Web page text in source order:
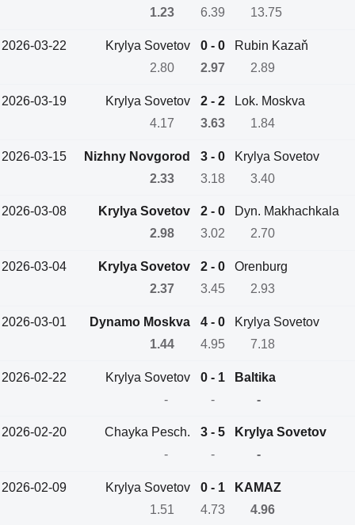
1.23
6.39 13.75
2026-03-22 Krylya Sovetov 0 - 0
Rubin Kazaň
2.80
2.97 2.89
2026-03-19 Krylya Sovetov 2 - 2
Lok. Moskva
4.17
3.63 1.84
2026-03-15 Nizhny Novgorod 3 - 0
Krylya Sovetov
2.33
3.18 3.40
2026-03-08 Krylya Sovetov 2 - 0
Dyn. Makhachkala
2.98
3.02 2.70
2026-03-04 Krylya Sovetov 2 - 0
Orenburg
2.37
3.45 2.93
2026-03-01 Dynamo Moskva 4 - 0
Krylya Sovetov
1.44
4.95 7.18
2026-02-22 Krylya Sovetov 0 - 1
Baltika
-
- -
2026-02-20 Chayka Pesch. 3 - 5
Krylya Sovetov
-
- -
2026-02-09 Krylya Sovetov 0 - 1
KAMAZ
1.51
4.73 4.96